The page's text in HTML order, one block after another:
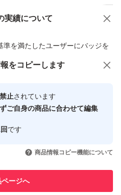
実績について
を満たしたユーザーにバッジを
心・安全なユーザーです
引を完了させた実績があります
での取引実績があります
商品への質問
をコピーします
止されています
ご自身の商品に合わせて編集
です
商品情報コピー機能について
ページへ
スメ